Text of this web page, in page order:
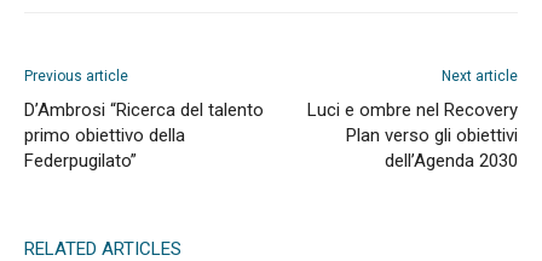
Previous article
D’Ambrosi “Ricerca del talento
primo obiettivo della
Federpugilato”
Next article
Luci e ombre nel Recovery
Plan verso gli obiettivi
dell’Agenda 2030
RELATED ARTICLES